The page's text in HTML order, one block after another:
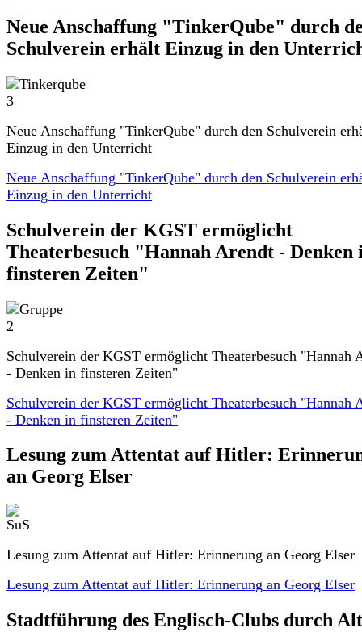
Neue Anschaffung "TinkerQube" durch
Schulverein erhält Einzug in den
Neue Anschaffung "TinkerQube" durch den Schulverein
Einzug in den Unterricht
Neue Anschaffung "TinkerQube" durch den Schulverein
Einzug in den Unterricht
Schulverein der KGST ermöglicht
Theaterbesuch "Hannah Arendt - Denken
finsteren Zeiten"
Schulverein der KGST ermöglicht Theaterbesuch "Hannah
- Denken in finsteren Zeiten"
Schulverein der KGST ermöglicht Theaterbesuch "Hannah
- Denken in finsteren Zeiten"
Lesung zum Attentat auf Hitler:
an Georg Elser
Lesung zum Attentat auf Hitler: Erinnerung an Georg Elser
Lesung zum Attentat auf Hitler: Erinnerung an Georg Elser
Stadtführung des Englisch-Clubs durch